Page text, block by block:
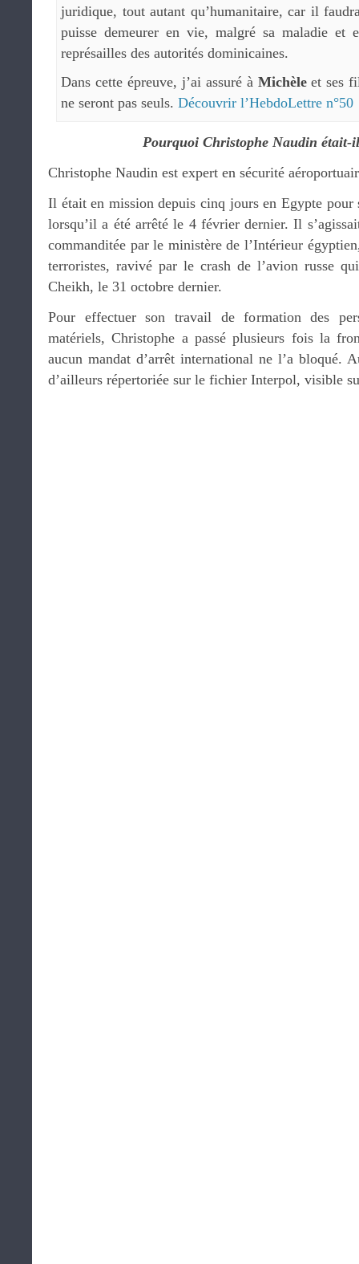
juridique, tout autant qu’humanitaire, car il
puisse demeurer en vie, malgré sa maladie et
représailles des autorités dominicaines.
Dans cette épreuve, j’ai assuré à Michèleet ses
ne seront pas seuls. Découvrir l’HebdoLettre n°50
Pourquoi Christophe Naudin était-
Christophe Naudin est expert en sécurité
Il était en mission depuis cinq jours en Egypte pour
lorsqu’il a été arrêté le 4 février dernier. Il
commanditée par le ministère de l’Intérieur
terroristes, ravivé par le crash de l’avion russe
Cheikh, le 31 octobre dernier.
Pour effectuer son travail de formation des
matériels, Christophe a passé plusieurs fois la
aucun mandat d’arrêt international ne l’a bloqué.
d’ailleurs répertoriée sur le fichier Interpol, visible